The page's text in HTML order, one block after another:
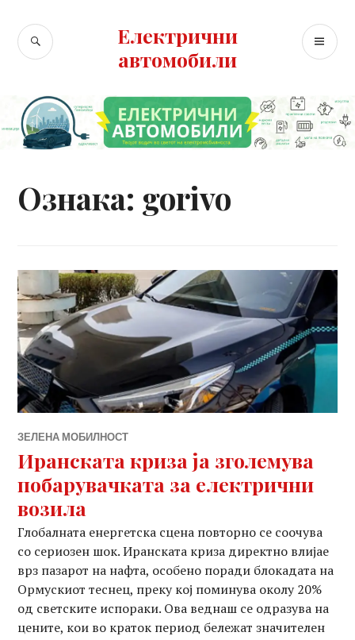
content
Електрични
автомобили
SEARCH
Ознака: gorivo
ЗЕЛЕНА МОБИЛНОСТ
Иранската криза ја зголемува
побарувачката за електрични
возила
Глобалната енергетска сцена повторно се соочува
со сериозен шок. Иранската криза директно влијае
врз пазарот на нафта, особено поради блокадата на
Ормускиот теснец, преку кој поминува околу 20%
од светските испораки. Ова веднаш се одразува на
цените, кои во краток период бележат значителен